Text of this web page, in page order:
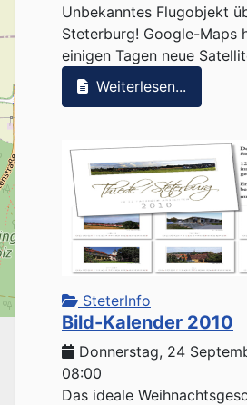
Unbekanntes Flugobjekt
Steterburg! Google-Maps
einigen Tagen neue
Weiterlesen...
SteterInfo
Bild-Kalender 2010
Donnerstag, 24
08:00
Das ideale